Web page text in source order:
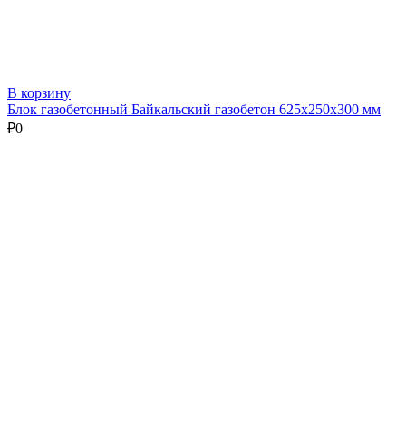
В корзину
Блок газобетонный Байкальский газобетон 625х250х300 мм
₽0